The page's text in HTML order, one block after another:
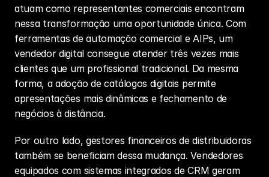
atuam como representantes comerciais encontram
nessa transformação uma oportunidade única. Com
ferramentas de automação comercial e AIPs, um
vendedor digital consegue atender três vezes mais
clientes que um profissional tradicional. Da mesma
forma, a adoção de catálogos digitais permite
apresentações mais dinâmicas e fechamento de
negócios à distância.
Por outro lado, gestores financeiros de distribuidoras
também se beneficiam dessa mudança. Vendedores
equipados com sistemas integrados de CRM geram